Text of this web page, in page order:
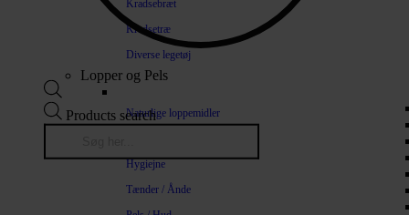
Kradsebræt
Kradsetræ
Diverse legetøj
Lopper og Pels
Naturlige loppemidler
Hygiejne
Tænder / Ånde
Products search